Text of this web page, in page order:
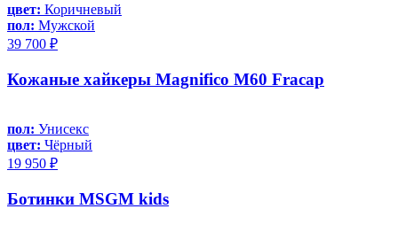
цвет: Коричневый
пол: Мужской
39 700 ₽
Кожаные хайкеры Magnifico M60 Fracap
пол: Унисекс
цвет: Чёрный
19 950 ₽
Ботинки MSGM kids